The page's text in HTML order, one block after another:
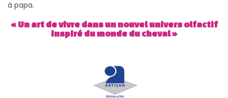
à papa.
« Un art de vivre dans un nouvel univers olfactif
inspiré du monde du cheval »